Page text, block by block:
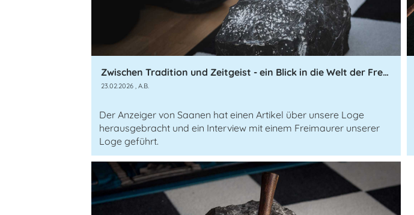
Zwischen Tradition und Zeitgeist - ein Blick in die Welt der Freimaurer
23.02.2026 , A.B.
Der Anzeiger von Saanen hat einen Artikel über unsere Loge
herausgebracht und ein Interview mit einem Freimaurer unserer
Loge geführt.